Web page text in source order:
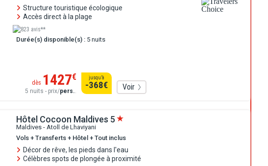
Structure touristique écologique
Accès direct à la plage
823 avis**
Durée(s) disponible(s) : 5 nuits
dès 1427€
5 nuits - prix/pers.
jusqu’à
-368€ Voir
Hôtel Cocoon Maldives 5
Maldives - Atoll de Lhaviyani
Vols + Transferts + Hôtel + Tout inclus
Décor de rêve, les pieds dans l'eau
Célèbres spots de plongée à proximité